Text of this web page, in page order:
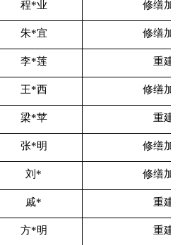
程*业 修缮加固
朱*宜 修缮加固
李*莲 重建
王*西 修缮加固
梁*苹 重建
张*明 修缮加固
刘* 修缮加固
戚* 重建
方*明 重建